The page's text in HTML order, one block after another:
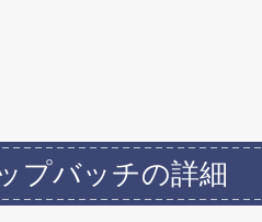
プバッチの詳細